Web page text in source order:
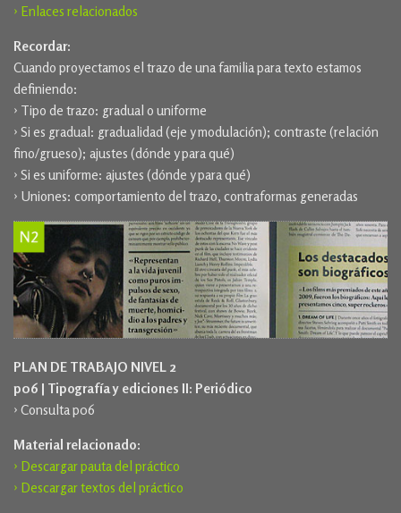
› Enlaces relacionados
Recordar:
Cuando proyectamos el trazo de una familia para texto estamos
definiendo:
› Tipo de trazo: gradual o uniforme
› Si es gradual: gradualidad (eje y modulación); contraste (relación
fino/grueso); ajustes (dónde y para qué)
› Si es uniforme: ajustes (dónde y para qué)
› Uniones: comportamiento del trazo, contraformas generadas
PLAN DE TRABAJO NIVEL 2
p06 | Tipografía y ediciones II: Periódico
› Consulta p06
Material relacionado:
› Descargar pauta del práctico
› Descargar textos del práctico